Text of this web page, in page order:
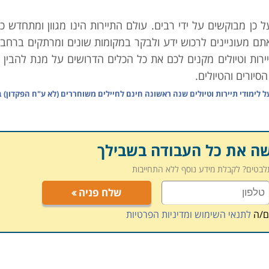
כן מבוקשים על ידי רבים. עולם התיירות הינו מגוון ומתחדש
מעוניינים לרכוש ידע ולבקר במקומות שונים ומרתקים
וטיולים מקנים לכם את כל הכלים הדרושים על מנת להבין
והטיולים.
יכולים לרכוש מקצוע שבצדו עבודה רווחית המלאה בחוויות.
דרושה נחישות, רצון להצליח ויכולת ליצירת שיתופי פעולה
ולעבודכסוכני נסיעותבחברת תיירות, בשדות התעופה או
המקום המתאים לו ביותר ולהתפתח בהתאם.
בתחום לבונוסים כדוגמת האפשרות להגיע למקומות
לימודי תיירות וטיולים שנה ראשונה חינם לחיילים משוחררים (לא ע"ח הפקדון)
את כל העבודה בשבילך
לקבלת מידע נוסף ללא התחייבות
שלח פניה
הלתנאי השימוש ומדיניות הפרטיות